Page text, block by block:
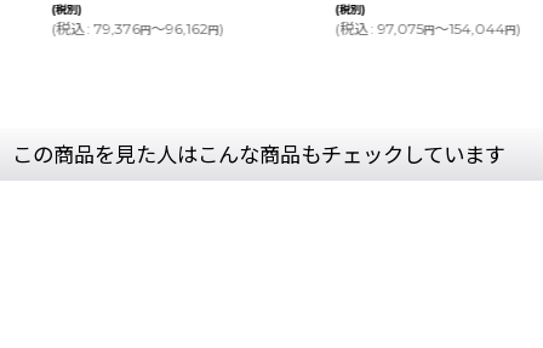
(税別)
(税込: 79,376円～96,162円)
(税別)
(税込: 97,075円～154,044円)
この商品を見た人はこんな商品もチェックしています